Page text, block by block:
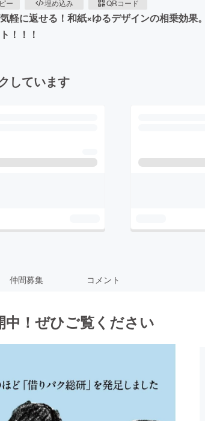
ー 埋め込み QRコード
軽に返せる！和紙×ゆるデザインの相乗効
！！！
しています
仲間募集 コメント
！ぜひご覧ください